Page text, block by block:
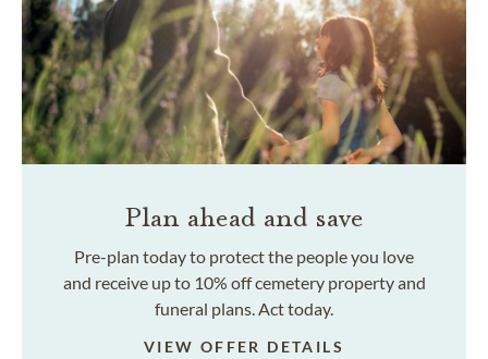
Plan ahead and save
Pre-plan today to protect the people you love
and receive up to 10% off cemetery property and
funeral plans. Act today.
VIEW OFFER DETAILS